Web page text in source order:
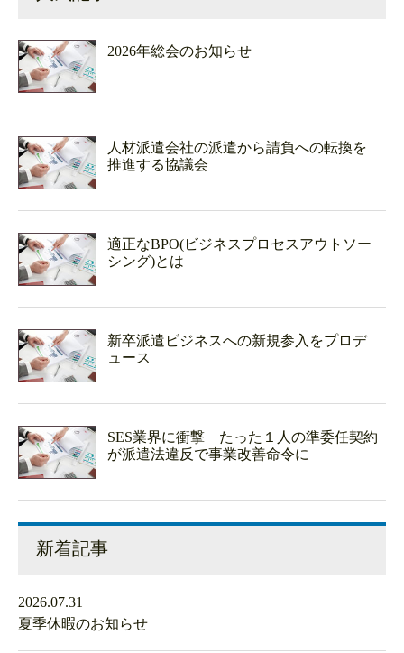
2026年総会のお知らせ
人材派遣会社の派遣から請負への転換を
推進する協議会
適正なBPO(ビジネスプロセスアウトソー
シング)とは
新卒派遣ビジネスへの新規参入をプロデ
ュース
SES業界に衝撃 たった１人の準委任契約
が派遣法違反で事業改善命令に
新着記事
2026.07.31
夏季休暇のお知らせ